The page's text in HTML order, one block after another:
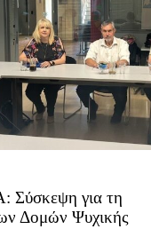
για τη
Δομών Ψυχικής